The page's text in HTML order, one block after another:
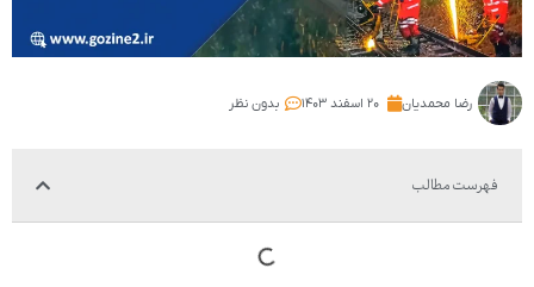
رضا محمدیان ۲۰ اسفند ۱۴۰۳ بدون نظر
فهرست مطالب